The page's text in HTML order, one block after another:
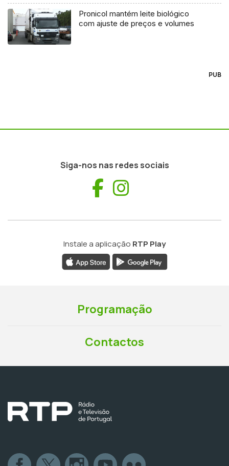
Pronicol mantém leite biológico
com ajuste de preços e volumes
PUB
Siga-nos nas redes sociais
Facebook
Instale a aplicação RTP Play
Programação
Contactos